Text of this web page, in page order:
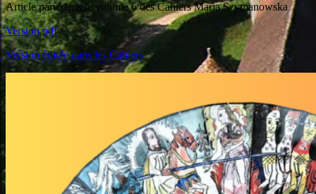
Article paru dans le volume 6 des Cahiers Maria Szymanowska
Version pdf
Version éditée dans les Cahiers